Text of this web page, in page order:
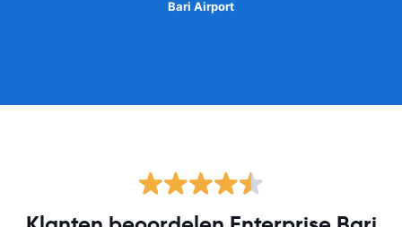
Bari Airport